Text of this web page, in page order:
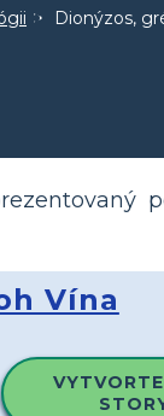
Dionýzos,
Vína